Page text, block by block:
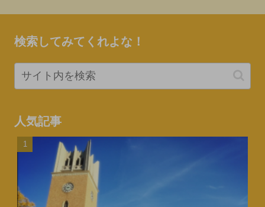
検索してみてくれよな！
人気記事